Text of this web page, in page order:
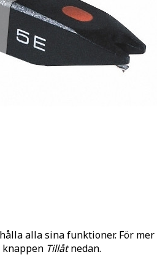
alla sina funktioner. För
knappen Tillåtnedan.